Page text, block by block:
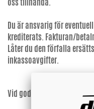
Du är ansvarig för
krediterats. Fakturan/
Låter du den förfalla
inkassoavgifter.
Vid godkänd retur/